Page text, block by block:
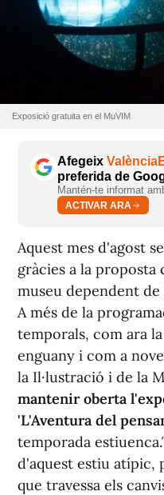
Exposició gratuita en el MuVIM
Afegeix
preferida de
Mantén-te informat
ACTIVAR ARA
Aquest mes d'agost
gràcies a la
museu dependent
A més de la
temporals, com ara
enguany i com a
la Il·lustració i de la
mantenir oberta
'L'Aventura del
temporada
d'aquest estiu atípic,
que travessa els